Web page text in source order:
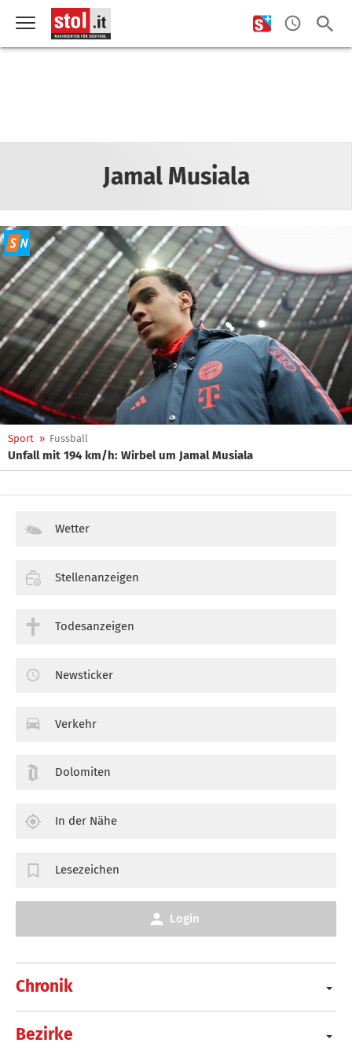
Jamal Musiala
Sport » Fussball
Unfall mit 194 km/h: Wirbel um Jamal Musiala
Chronik
Bezirke
Wetter
Stellenanzeigen
Todesanzeigen
Newsticker
Verkehr
Dolomiten
In der Nähe
Lesezeichen
Login